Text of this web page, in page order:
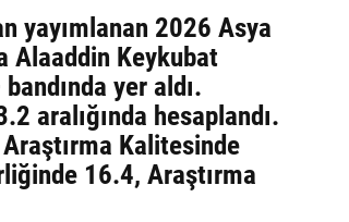
yayımlanan 2026 Asya
Alaaddin Keykubat
yer aldı.
aralığında hesaplandı.
Kalitesinde
16.4, Araştırma